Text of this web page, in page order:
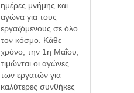
ημέρες μνήμης και
αγώνα για τους
εργαζόμενους σε όλο
τον κόσμο. Κάθε
χρόνο, την 1η Μαΐου,
τιμώνται οι αγώνες
των εργατών για
καλύτερες συνθήκες